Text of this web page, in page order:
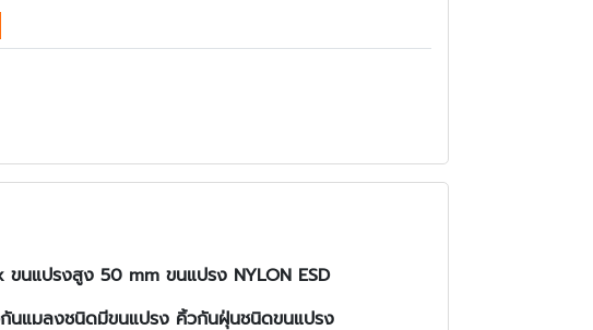
ขนแปรงสูง 50 mm ขนแปรง NYLON ESD
นแมลงชนิดมีขนแปรง คิ้วกันฝุ่นชนิดขนแปรง